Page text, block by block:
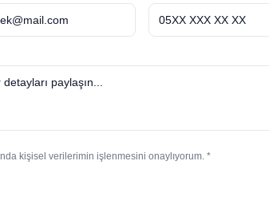
kişisel verilerimin işlenmesini onaylıyorum. *